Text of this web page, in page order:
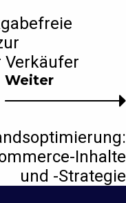
Weiter
Inhalte
und -Strategie
Verkäufer